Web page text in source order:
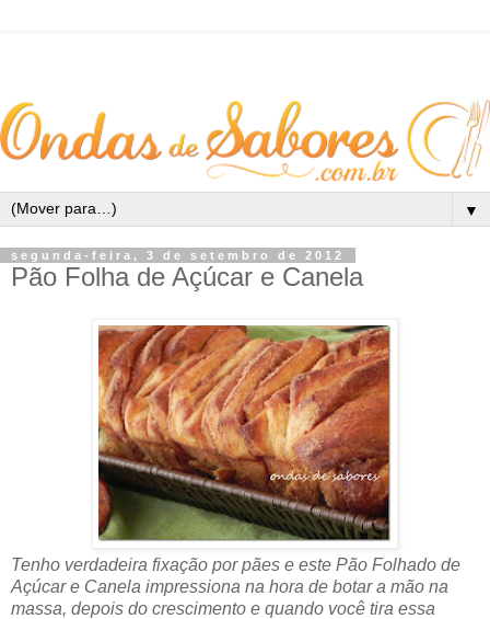
▼
segunda-feira, 3 de setembro de 2012
Pão Folha de Açúcar e Canela
Tenho verdadeira fixação por pães e este Pão Folhado de
Açúcar e Canela impressiona na hora de botar a mão na
massa, depois do crescimento e quando você tira essa